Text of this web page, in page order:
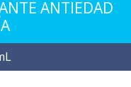
ANTIEDAD